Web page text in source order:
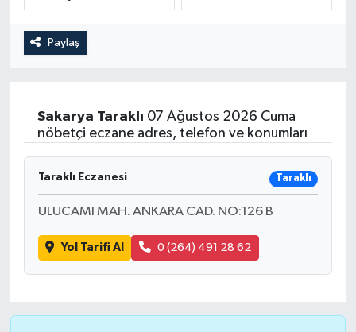
Paylaş
Sakarya Taraklı 07 Ağustos 2026 Cuma
nöbetçi eczane adres, telefon ve konumları
Taraklı Eczanesi Taraklı
ULUCAMI MAH. ANKARA CAD. NO:126 B
Yol Tarifi Al 0 (264) 491 28 62